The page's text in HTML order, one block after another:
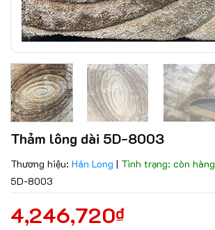
Thảm lông dài 5D-8003
Thương hiệu: Hán Long | Tình trạng: còn hàng
5D-8003
4,246,720₫